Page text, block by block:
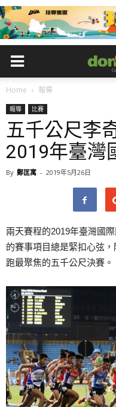
Home 報導
報導 比賽
五千公尺李
2019年臺灣
By 鄭匡寓 - 2019年5月26日
兩天賽程的2019年臺灣國
的賽事項目總是緊扣心弦
跑最聚焦的五千公尺決賽。